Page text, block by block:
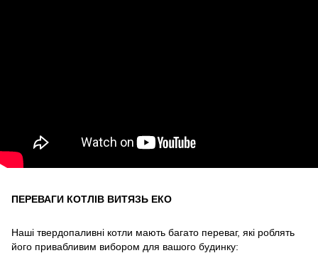
ПЕРЕВАГИ КОТЛІВ ВИТЯЗЬ ЕКО
Наші твердопаливні котли мають багато переваг, які роблять
його привабливим вибором для вашого будинку: